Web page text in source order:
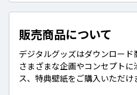
販売商品について
デジタルグッズはダウンロード
さまざまな企画やコンセプト
ス、特典壁紙をご購入いただけ